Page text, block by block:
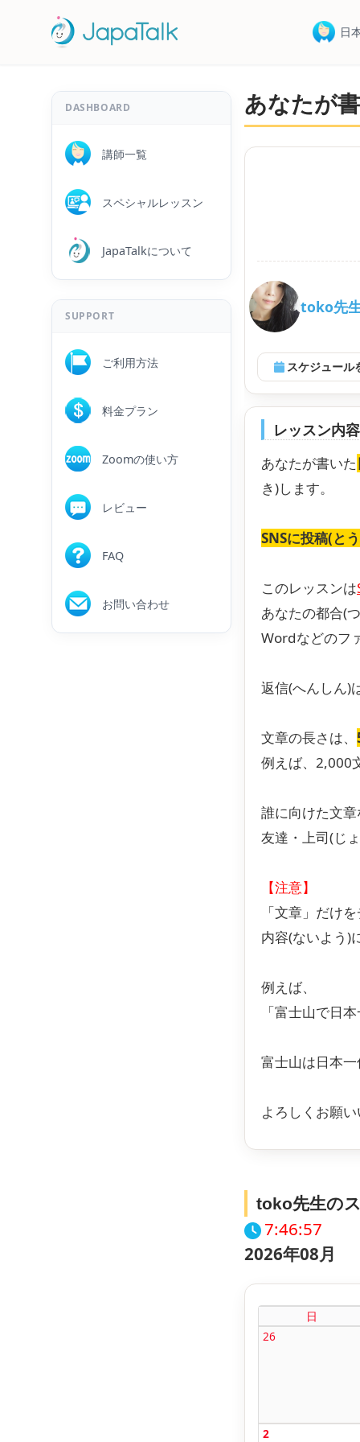
日
DASHBOARD
講師一覧
スペシャルレッスン
JapaTalkについて
SUPPORT
ご利用方法
料金プラン
Zoomの使い方
レビュー
FAQ
お問い合わせ
あなたが
toko先
スケジュール
レッスン内容
あなたが書いた
き)します。
SNSに投稿(と
このレッスンは
あなたの都合(
Wordなどのフ
返信(へんしん)
文章の長さは、
例えば、2,000
誰に向けた文
友達・上司(じ
【注意】
「文章」だけ
内容(ないよう)
例えば、
「富士山で日
富士山は日本
よろしくお願
toko先生の
7:46:57
2026年08月
日
26
2